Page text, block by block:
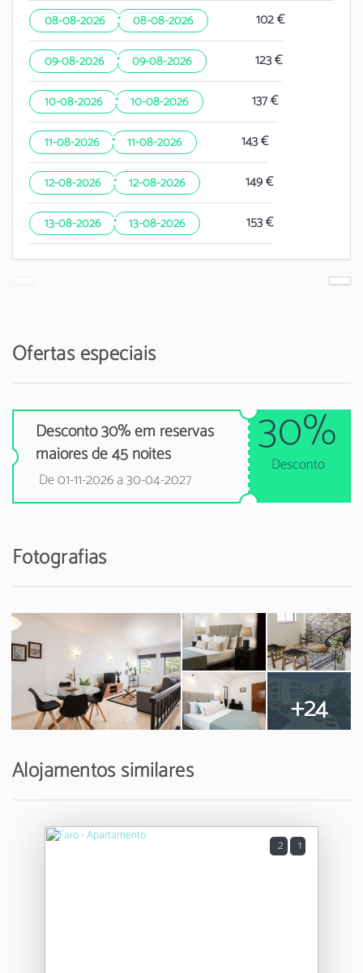
08-08-2026 · 08-08-2026 102 €
09-08-2026 · 09-08-2026 123 €
10-08-2026 · 10-08-2026 137 €
11-08-2026 · 11-08-2026 143 €
12-08-2026 · 12-08-2026 149 €
13-08-2026 · 13-08-2026 153 €
Ofertas especiais
Desconto 30% em reservas
maiores de 45 noites
De 01-11-2026 a 30-04-2027
30%
Desconto
Fotografias
+24
Alojamentos similares
2 1